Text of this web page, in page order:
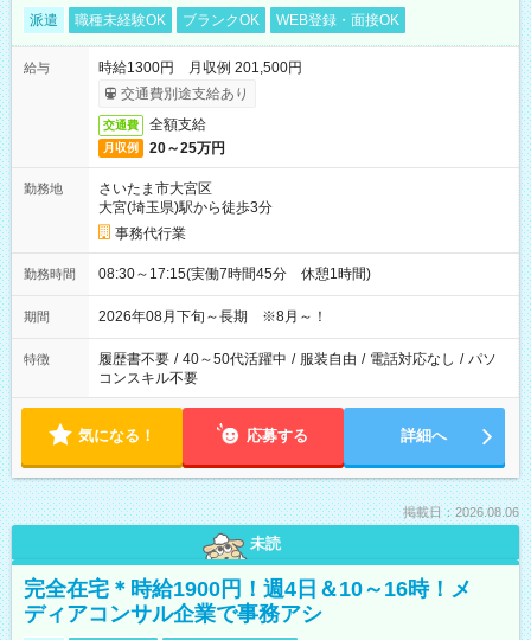
派遣 職種未経験OK ブランクOK WEB登録・面接OK
給与
時給1300円 月収例 201,500円
交通費別途支給あり
交通費 全額支給
月収例 20～25万円
勤務地
さいたま市大宮区
大宮(埼玉県)駅から徒歩3分
事務代行業
勤務時間 08:30～17:15(実働7時間45分 休憩1時間)
期間 2026年08月下旬～長期 ※8月～！
特徴 履歴書不要 / 40～50代活躍中 / 服装自由 / 電話対応なし / パソ
コンスキル不要
気になる！ 応募する 詳細へ
掲載日：2026.08.06
未読
完全在宅＊時給1900円！週4日＆10～16時！メ
ディアコンサル企業で事務アシ